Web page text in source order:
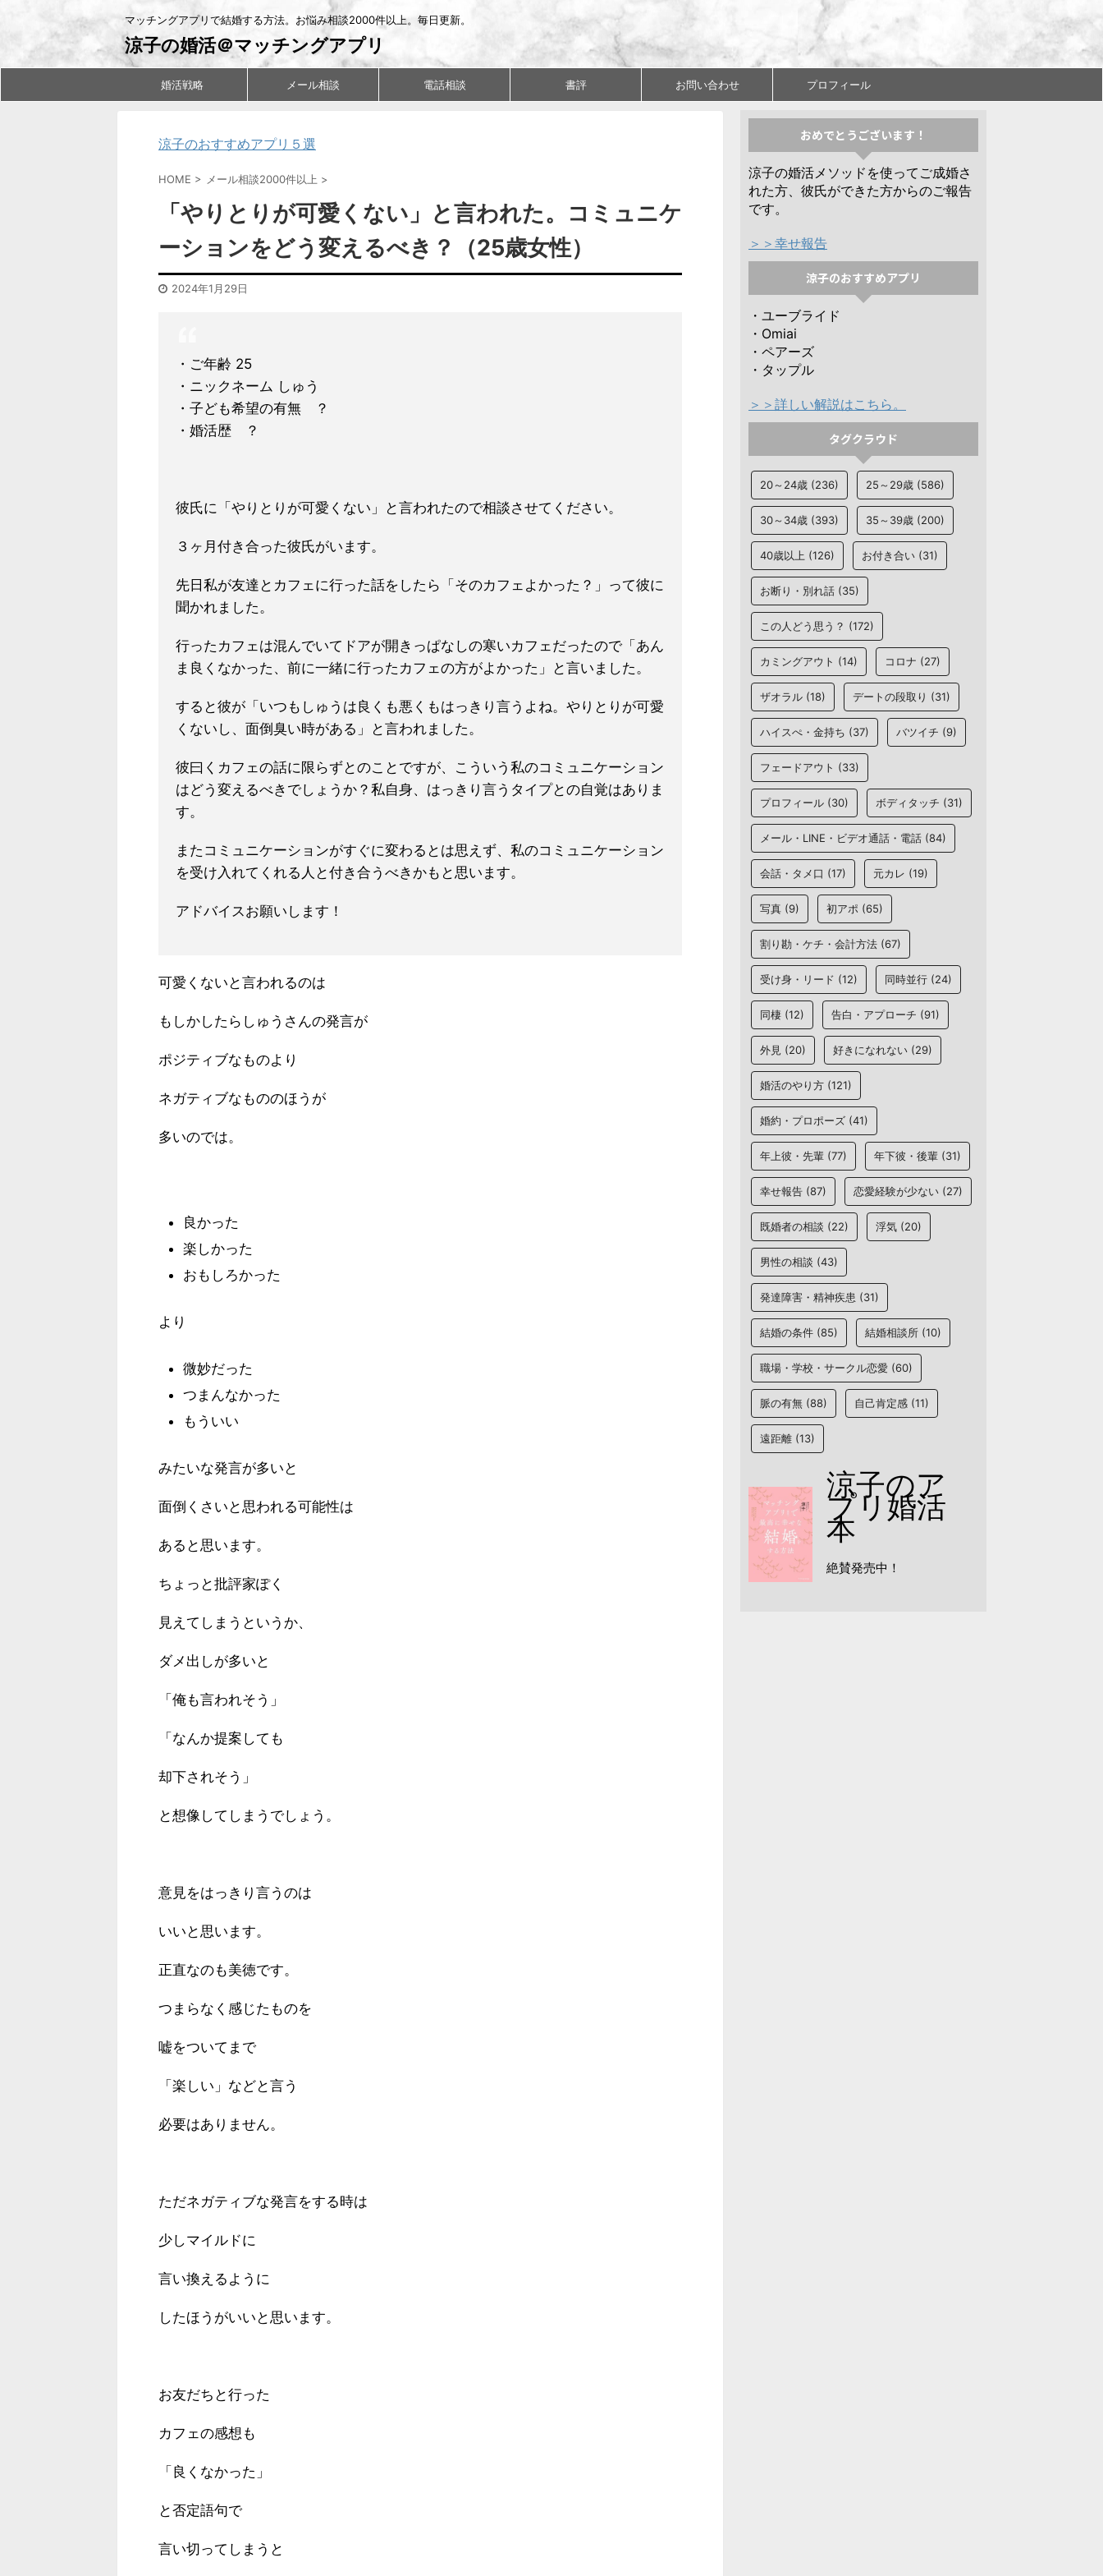
マッチングアプリで結婚する方法。お悩み相談2000件以上。毎日更新。
涼子の婚活＠マッチングアプリ
婚活戦略 メール相談 電話相談 書評 お問い合わせ プロフィール
涼子のおすすめアプリ５選
HOME > メール相談2000件以上 >
「やりとりが可愛くない」と言われた。コミュニケ
ーションをどう変えるべき？（25歳女性）
2024年1月29日
・ご年齢 25
・ニックネーム しゅう
・子ども希望の有無 ？
・婚活歴 ？
彼氏に「やりとりが可愛くない」と言われたので相談させてくださ い。
３ヶ月付き合った彼氏がいます。
先日私が友達とカフェに行った話をしたら「そのカフェよかった？ 」って彼に
聞かれました。
行ったカフェは混んでいてドアが開きっぱなしの寒いカフェだったので「あん
ま良くなかった、前に一緒に行ったカフェの方がよかった」と言いました。
すると彼が「いつもしゅうは良くも悪くもはっきり言うよね。やり とりが可愛
くないし、面倒臭い時がある」と言われました。
彼曰くカフェの話に限らずとのことですが、こういう私のコミュニケーション
はどう変えるべきでしょうか？私自身、 はっきり言うタイプとの自覚はありま
す。
またコミュニケーションがすぐに変わるとは思えず、私のコミュニケーション
を受け入れてくれる人と付き合うべきかもと思います。
アドバイスお願いします！
可愛くないと言われるのは
もしかしたらしゅうさんの発言が
ポジティブなものより
ネガティブなもののほうが
多いのでは。
良かった
楽しかった
おもしろかった
より
微妙だった
つまんなかった
もういい
みたいな発言が多いと
面倒くさいと思われる可能性は
あると思います。
ちょっと批評家ぽく
見えてしまうというか、
ダメ出しが多いと
「俺も言われそう」
「なんか提案しても
却下されそう」
と想像してしまうでしょう。
意見をはっきり言うのは
いいと思います。
正直なのも美徳です。
つまらなく感じたものを
嘘をついてまで
「楽しい」などと言う
必要はありません。
ただネガティブな発言をする時は
少しマイルドに
言い換えるように
したほうがいいと思います。
お友だちと行った
カフェの感想も
「良くなかった」
と否定語句で
言い切ってしまうと
おめでとうございます！
涼子の婚活メソッドを使ってご成婚さ
れた方、彼氏ができた方からのご報告
です。
＞＞幸せ報告
涼子のおすすめアプリ
・ユーブライド
・Omiai
・ペアーズ
・タップル
＞＞詳しい解説はこちら。
タグクラウド
20～24歳 (236) 25～29歳 (586)
30～34歳 (393) 35～39歳 (200)
40歳以上 (126) お付き合い (31)
お断り・別れ話 (35)
この人どう思う？ (172)
カミングアウト (14) コロナ (27)
ザオラル (18) デートの段取り (31)
ハイスぺ・金持ち (37) バツイチ (9)
フェードアウト (33)
プロフィール (30) ボディタッチ (31)
メール・LINE・ビデオ通話・電話 (84)
会話・タメ口 (17) 元カレ (19)
写真 (9) 初アポ (65)
割り勘・ケチ・会計方法 (67)
受け身・リード (12) 同時並行 (24)
同棲 (12) 告白・アプローチ (91)
外見 (20) 好きになれない (29)
婚活のやり方 (121)
婚約・プロポーズ (41)
年上彼・先輩 (77) 年下彼・後輩 (31)
幸せ報告 (87) 恋愛経験が少ない (27)
既婚者の相談 (22) 浮気 (20)
男性の相談 (43)
発達障害・精神疾患 (31)
結婚の条件 (85) 結婚相談所 (10)
職場・学校・サークル恋愛 (60)
脈の有無 (88) 自己肯定感 (11)
遠距離 (13)
涼子のア
プリ婚活
本
絶賛発売中！